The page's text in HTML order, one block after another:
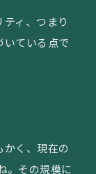
ィ、つまり
いている点で
く、現在の
。その規模に